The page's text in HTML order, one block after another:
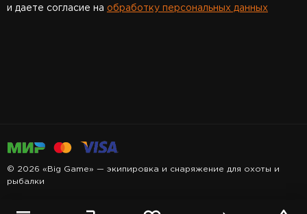
и даете согласие на обработку персональных данных
© 2026 «Big Game» — экипировка и снаряжение для охоты и
рыбалки